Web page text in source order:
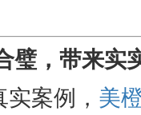
璧，带来实
案例， 美